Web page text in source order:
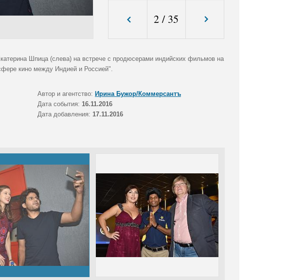
2 / 35
Шпица (слева) на встрече с продюсерами индийских фильмов на
кино между Индией и Россией".
Автор и агентство: Ирина Бужор/Коммерсантъ
Дата события: 16.11.2016
Дата добавления: 17.11.2016